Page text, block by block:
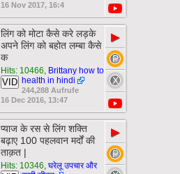
16 Nov 2017, 16:4
लिंग को मोटा कैसे करे लड़के
अपने लिंग को बहोत लम्बा कैसे
क
Hits: 10466, Brittany how to
health in hindi
VID
244,288 Aufrufe
16 Dec 2016, 13:47
▶
प्याज के रस से लिंग शक्ति
बढ़ाए 100 पहलवान मर्दों की
ताक़त |
Hits: 10346, घरेलू उपचार और
▶